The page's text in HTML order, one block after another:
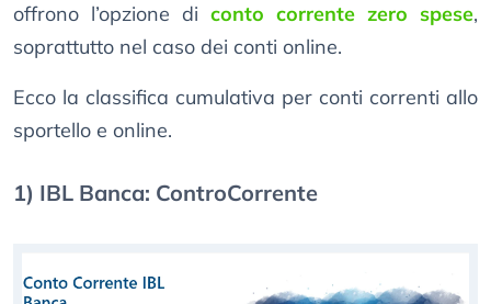
offrono l’opzione di conto corrente zero spese,
soprattutto nel caso dei conti online.
Ecco la classifica cumulativa per conti correnti allo
sportello e online.
1) IBL Banca: ControCorrente